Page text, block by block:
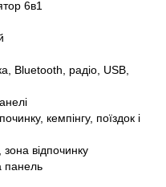
6в1
Bluetooth, радіо, USB,
кемпінгу, поїздок і
відпочинку
панель